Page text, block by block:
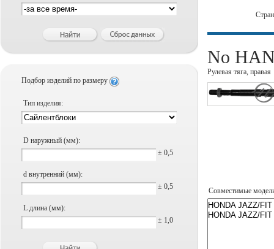
Подбор изделий по размеру
Тип изделия:
D наружный (мм):
± 0,5
d внутренний (мм):
± 0,5
L длина (мм):
± 1,0
No
Рулевая тяга, правая
Совместимые